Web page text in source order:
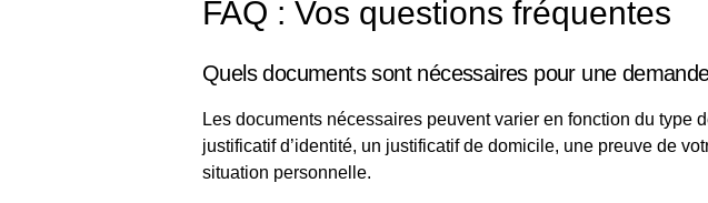
FAQ : Vos questions fréquentes
Quels documents sont nécessaires pour une
Les documents nécessaires peuvent varier en fonction du type
justificatif d’identité, un justificatif de domicile, une preuve de
situation personnelle.